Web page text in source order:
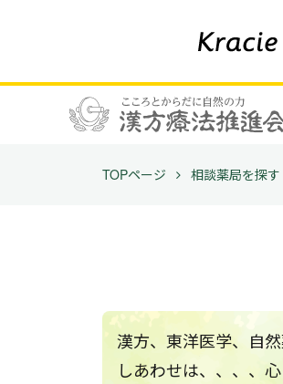
TOPページ 相談薬局を探す
漢方、東洋医学、自
しあわせは、、、、